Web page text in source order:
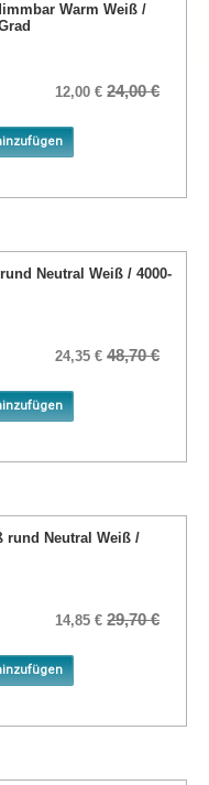
Warm Weiß /
12,00 € 24,00 €
Neutral Weiß / 4000-
24,35 € 48,70 €
rund Neutral Weiß /
14,85 € 29,70 €